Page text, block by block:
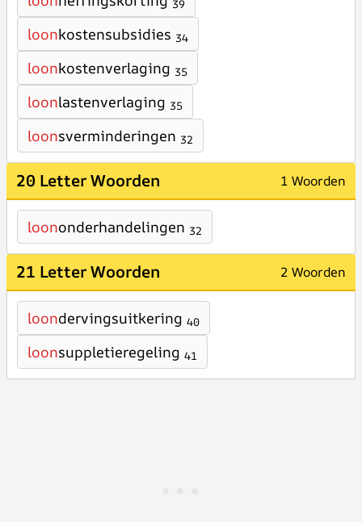
39
loonkostensubsidies 34
loonkostenverlaging 35
loonlastenverlaging 35
loonsverminderingen 32
20 Letter Woorden 1 Woorden
loononderhandelingen 32
21 Letter Woorden 2 Woorden
loondervingsuitkering 40
loonsuppletieregeling 41